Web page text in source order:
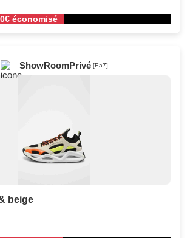
économisé
ShowRoomPrivé [Ea7]
beige